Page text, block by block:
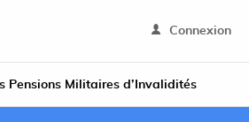
Connexion
Pensions Militaires d’Invalidités